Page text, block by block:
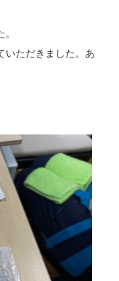
いただきました。あ